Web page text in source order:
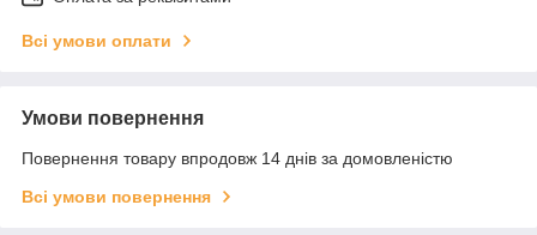
Всі умови оплати
Умови повернення
Повернення товару впродовж 14 днів за домовленістю
Всі умови повернення